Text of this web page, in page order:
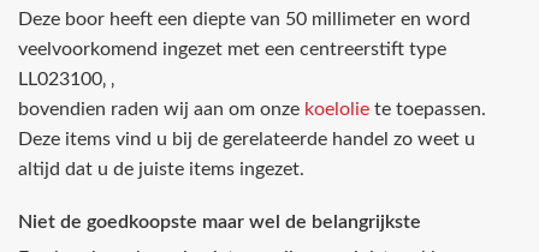
Deze boor heeft een diepte van 50 millimeter en word
veelvoorkomend ingezet met een centreerstift type
LL023100‚ ‚
bovendien raden wij aan om onze koelolie te toepassen.
Deze items vind u bij de gerelateerde handel zo weet u
altijd dat u de juiste items ingezet.
Niet de goedkoopste maar wel de belangrijkste